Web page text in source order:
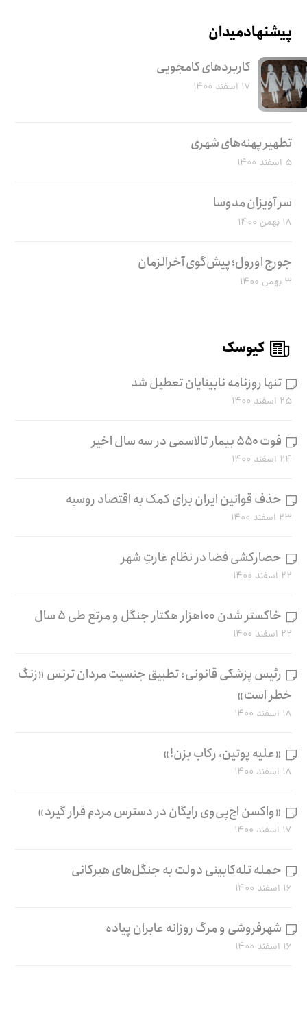
پیشنهاد میدان
کاربرد‌های کامجویی
۱۷ اسفند ۱۴۰۰
تطهیر پهنه‌های شهری
۵ اسفند ۱۴۰۰
سر آویزان مدوسا
۱۸ بهمن ۱۴۰۰
جورج اورول؛ پیش‌گوی آخرالزمان
۳ بهمن ۱۴۰۰
کیوسک
تنها روزنامه نابینایان تعطیل شد
۲۵ اسفند ۱۴۰۰
فوت ۵۵۰ بیمار تالاسمی در سه سال اخیر
۲۴ اسفند ۱۴۰۰
حذف قوانین ایران برای کمک به اقتصاد روسیه
۲۳ اسفند ۱۴۰۰
حصارکشی فضا در نظام غارتِ شهر
۲۲ اسفند ۱۴۰۰
خاکستر شدن ۱۰۰هزار هکتار جنگل و مرتع طی ۵ سال
۲۲ اسفند ۱۴۰۰
رئیس پزشکی قانونی: تطبیق جنسیت مردان ترنس «زنگ
خطر است»
۱۸ اسفند ۱۴۰۰
«علیه پوتین، رکاب بزن!»
۱۸ اسفند ۱۴۰۰
«واکسن اچ‌پی‌وی رایگان در دسترس مردم قرار گیرد»
۱۷ اسفند ۱۴۰۰
حمله تله‌کابینی دولت به جنگل‌های هیرکانی
۱۶ اسفند ۱۴۰۰
شهرفروشی و مرگ روزانه عابران پیاده
۱۶ اسفند ۱۴۰۰